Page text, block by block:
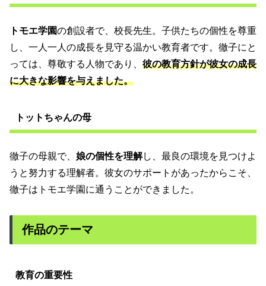
トモエ学園の創設者で、校長先生。子供たちの個性を尊重
し、一人一人の成長を見守る温かい教育者です。徹子にと
っては、尊敬する人物であり、 彼の教育方針が彼女の成長
に大きな影響を与えました。
トットちゃんの母
徹子の母親で、 娘の個性を理解し、最良の環境を見つけよ
うと努力する理解者。彼女のサポートがあったからこそ、
徹子はトモエ学園に通うことができました。
作品のテーマ
教育の重要性